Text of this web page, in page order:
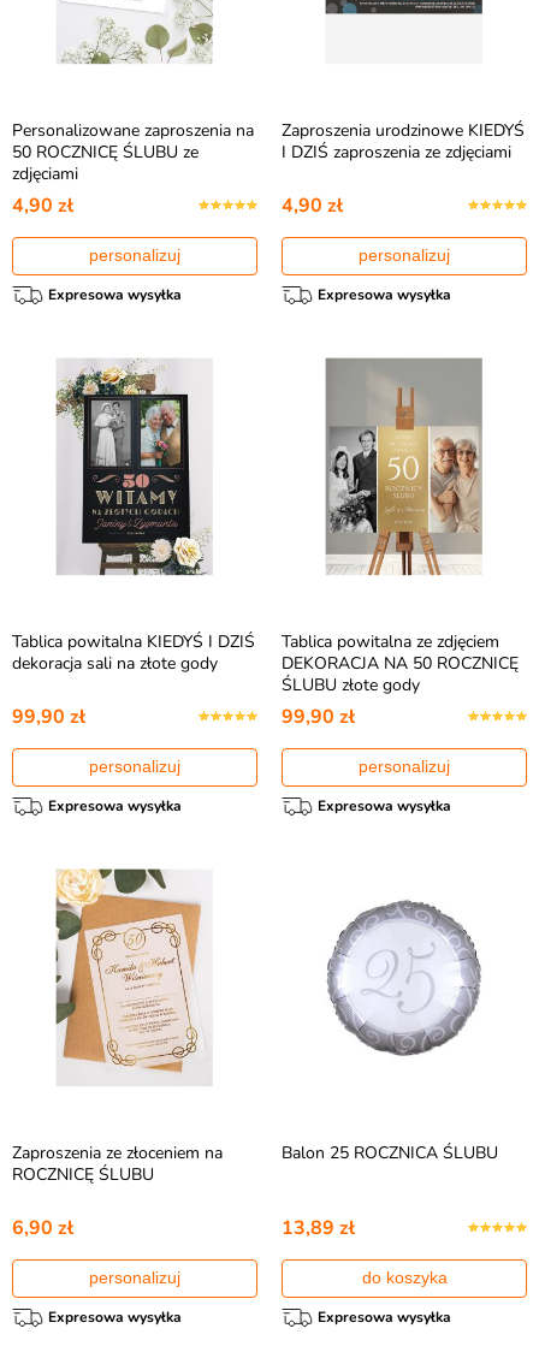
Personalizowane zaproszenia na
50 ROCZNICĘ ŚLUBU ze
zdjęciami
4,90 zł
personalizuj
Expresowa wysyłka
Zaproszenia urodzinowe KIEDYŚ
I DZIŚ zaproszenia ze zdjęciami
4,90 zł
personalizuj
Expresowa wysyłka
Tablica powitalna KIEDYŚ I DZIŚ
dekoracja sali na złote gody
99,90 zł
personalizuj
Expresowa wysyłka
Tablica powitalna ze zdjęciem
DEKORACJA NA 50 ROCZNICĘ
ŚLUBU złote gody
99,90 zł
personalizuj
Expresowa wysyłka
Zaproszenia ze złoceniem na
ROCZNICĘ ŚLUBU
6,90 zł
personalizuj
Expresowa wysyłka
Balon 25 ROCZNICA ŚLUBU
13,89 zł
do koszyka
Expresowa wysyłka